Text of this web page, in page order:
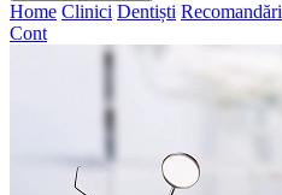
Home Clinici Dentiști Recomandări
Cont